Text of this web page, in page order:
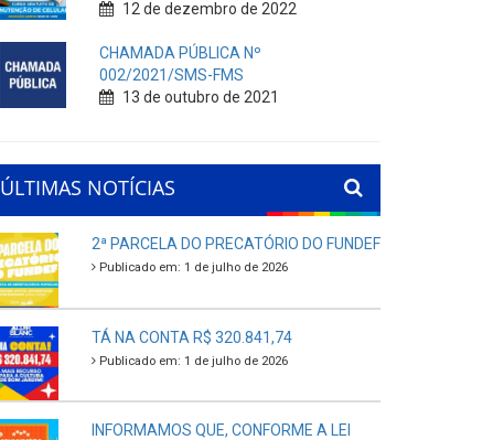
12 de dezembro de 2022
CHAMADA PÚBLICA Nº
002/2021/SMS-FMS
13 de outubro de 2021
ÚLTIMAS NOTÍCIAS
2ª PARCELA DO PRECATÓRIO DO FUNDEF
Publicado em: 1 de julho de 2026
TÁ NA CONTA R$ 320.841,74
Publicado em: 1 de julho de 2026
INFORMAMOS QUE, CONFORME A LEI